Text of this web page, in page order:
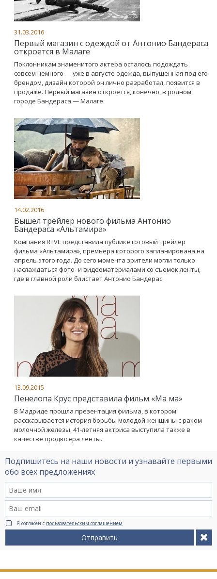
31.03.2016
Первый магазин с одеждой от Антонио Бандераса
откроется в Малаге
Поклонникам знаменитого актера осталось подождать
совсем немного — уже в августе одежда, выпущенная под его
брендом, дизайн которой он лично разработал, появится в
продаже. Первый магазин откроется, конечно, в родном
городе Бандераса — Малаге.
14.02.2016
Вышел трейлер нового фильма Антонио
Бандераса «Альтамира»
Компания RTVE представила публике готовый трейлер
фильма «Альтамира», премьера которого запланирована на
апрель этого года. До сего момента зрители могли только
наслаждаться фото- и видеоматериалами со съемок ленты,
где в главной роли блистает Антонио Бандерас.
13.09.2015
Пенелопа Крус представила фильм «Ма ма»
В Мадриде прошла презентация фильма, в котором
рассказывается история борьбы молодой женщины с раком
молочной железы. 41-летняя актриса выступила также в
качестве продюсера ленты.
Подпишитесь на наши новости и узнавайте первыми
обо всех предложениях
Я согласен с пользовательским соглашением
Отправить